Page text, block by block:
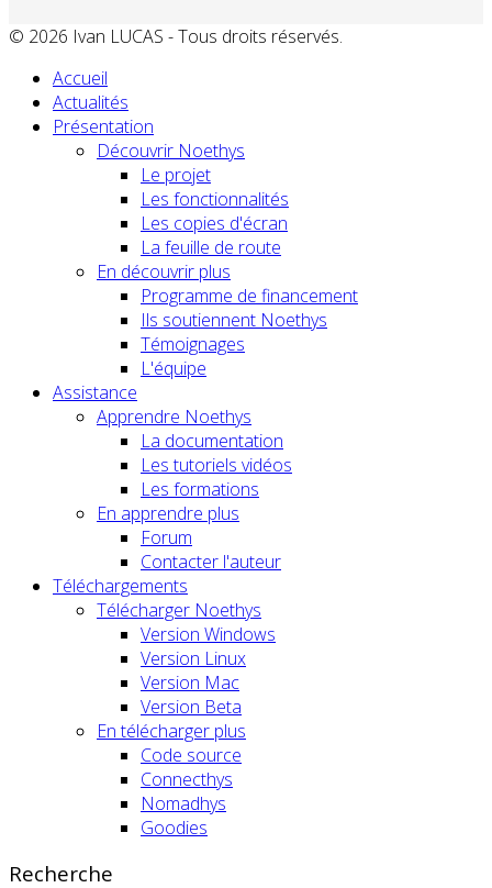
© 2026 Ivan LUCAS - Tous droits réservés.
Accueil
Actualités
Présentation
Découvrir Noethys
Le projet
Les fonctionnalités
Les copies d'écran
La feuille de route
En découvrir plus
Programme de financement
Ils soutiennent Noethys
Témoignages
L'équipe
Assistance
Apprendre Noethys
La documentation
Les tutoriels vidéos
Les formations
En apprendre plus
Forum
Contacter l'auteur
Téléchargements
Télécharger Noethys
Version Windows
Version Linux
Version Mac
Version Beta
En télécharger plus
Code source
Connecthys
Nomadhys
Goodies
Recherche